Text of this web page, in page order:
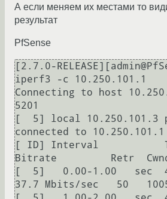
А если меняем их местами то
результат
PfSense
[2.7.0-
iperf3 -c 10.250.101.1
Connecting to host
5201
[  5] local 10.250.101.3
connected to
[ ID] Interval
Bitrate         Retr
[  5]   0.00-1.00   sec
37.7 Mbits/sec   50